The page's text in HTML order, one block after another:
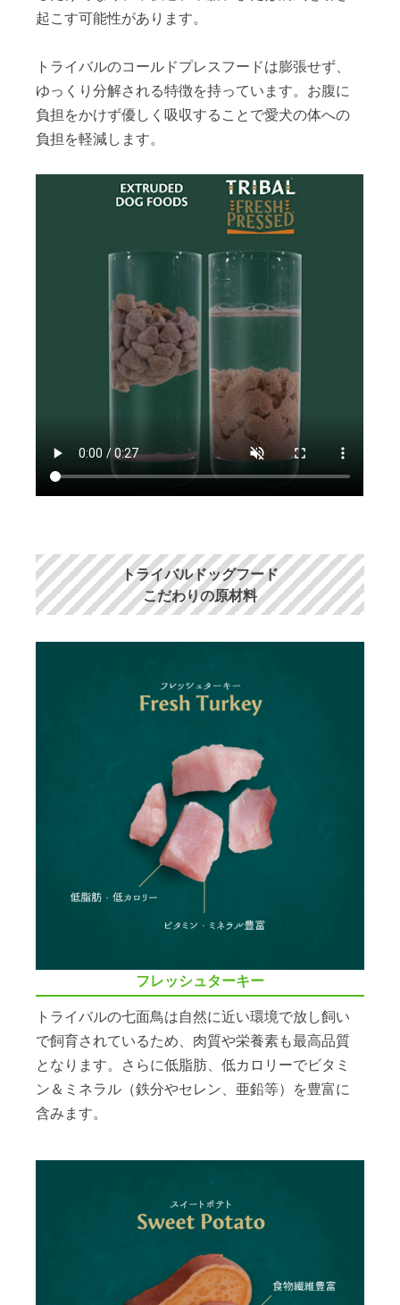
起こす可能性があります。
トライバルのコールドプレスフードは膨張せず、
ゆっくり分解される特徴を持っています。お腹に
負担をかけず優しく吸収することで愛犬の体への
負担を軽減します。
トライバルドッグフード
こだわりの原材料
フレッシュターキー
トライバルの七面鳥は自然に近い環境で放し飼い
で飼育されているため、肉質や栄養素も最高品質
となります。さらに低脂肪、低カロリーでビタミ
ン＆ミネラル（鉄分やセレン、亜鉛等）を豊富に
含みます。